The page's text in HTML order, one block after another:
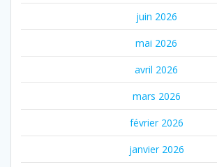
juin 2026
mai 2026
avril 2026
mars 2026
février 2026
janvier 2026